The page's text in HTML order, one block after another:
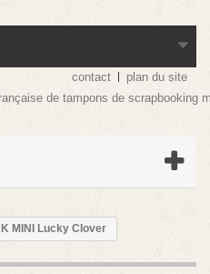
contact
plan du site
de tampons de scrapbooking
MINI Lucky Clover